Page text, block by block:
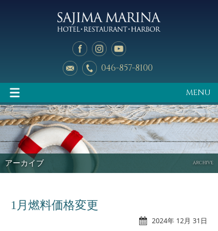
046-857-8100
MENU
イベント情報 マリーナのご案内
釣り天狗
ARCHIVE
アーカイブ
1月燃料価格変更
2024年 12月 31日